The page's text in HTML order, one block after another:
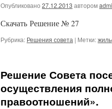
Опубликовано 27.12.2013 автором
Скачать Решение № 27
Рубрика: Решения совета | Метки:
Решение Совета
осуществления
правоотношений».